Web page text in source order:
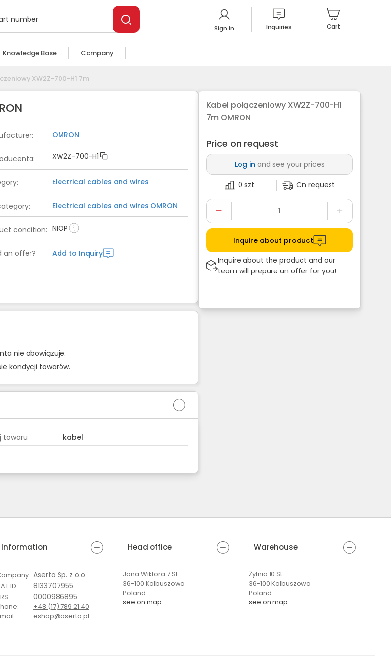
Sign in Inquiries Cart
Knowledge Base Company
XW2Z-700-H1 7m
: OMRON
: XW2Z-700-H1
: Electrical cables and wires
: Electrical cables and wires OMRON
condition: NIOP
an offer? Add to Inquiry
nie obowiązuje.
kondycji towarów.
towaru
kabel
Kabel połączeniowy XW2Z-700-H1
7m OMRON
Price on request
Log in and see your prices
0 szt On request
Inquire about product
Inquire about the product and our
team will prepare an offer for you!
Information
: Aserto Sp. z o.o
ID: 8133707955
: 0000986895
:
+48 (17) 789 21 40
: eshop@aserto.pl
Head office
Jana Wiktora 7 St.
36-100 Kolbuszowa
Poland
see on map
Warehouse
Żytnia 10 St.
36-100 Kolbuszowa
Poland
see on map